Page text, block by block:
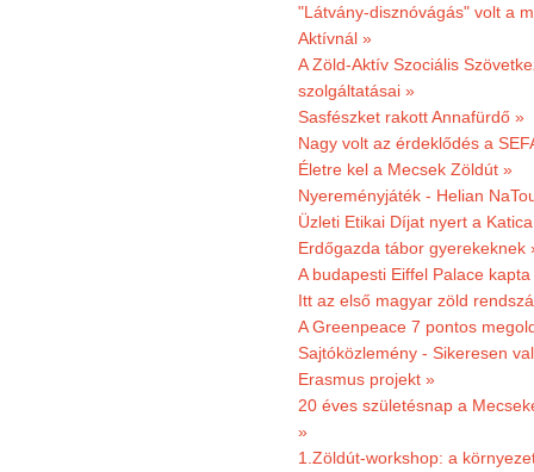
"Látvány-disznóvágás" volt a
Aktívnál »
A Zöld-Aktív Szociális
szolgáltatásai »
Sasfészket rakott Annafürdő »
Nagy volt az érdeklődés a
Életre kel a Mecsek Zöldút »
Nyereményjáték - Helian
Üzleti Etikai Díjat nyert a
Erdőgazda tábor gyerekeknek
A budapesti Eiffel Palace
Itt az első magyar zöld
A Greenpeace 7 pontos
Sajtóközlemény - Sikeresen
Erasmus projekt »
20 éves születésnap a
»
1.Zöldút-workshop: a